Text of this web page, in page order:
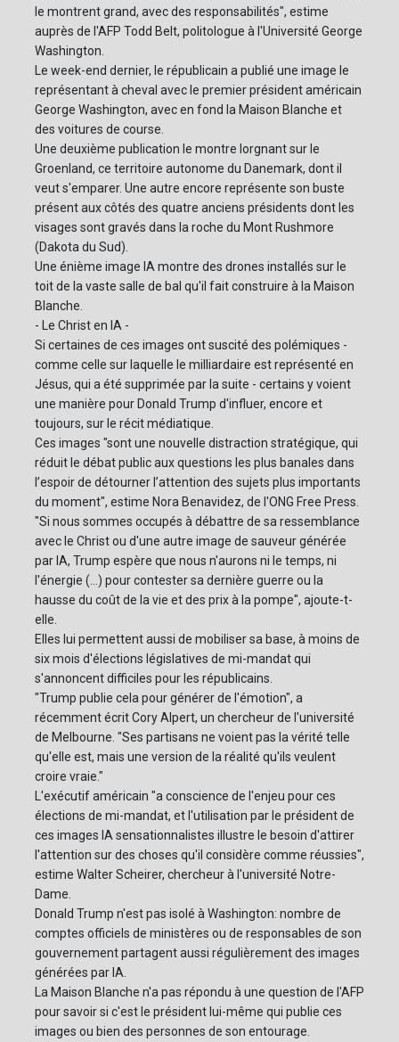
le montrent grand, avec des responsabilités", estime
auprès de l'AFP Todd Belt, politologue à l'Université George
Washington.
Le week-end dernier, le républicain a publié une image le
représentant à cheval avec le premier président américain
George Washington, avec en fond la Maison Blanche et
des voitures de course.
Une deuxième publication le montre lorgnant sur le
Groenland, ce territoire autonome du Danemark, dont il
veut s'emparer. Une autre encore représente son buste
présent aux côtés des quatre anciens présidents dont les
visages sont gravés dans la roche du Mont Rushmore
(Dakota du Sud).
Une énième image IA montre des drones installés sur le
toit de la vaste salle de bal qu'il fait construire à la Maison
Blanche.
- Le Christ en IA -
Si certaines de ces images ont suscité des polémiques -
comme celle sur laquelle le milliardaire est représenté en
Jésus, qui a été supprimée par la suite - certains y voient
une manière pour Donald Trump d'influer, encore et
toujours, sur le récit médiatique.
Ces images "sont une nouvelle distraction stratégique, qui
réduit le débat public aux questions les plus banales dans
l’espoir de détourner l’attention des sujets plus importants
du moment", estime Nora Benavidez, de l'ONG Free Press.
"Si nous sommes occupés à débattre de sa ressemblance
avec le Christ ou d'une autre image de sauveur générée
par IA, Trump espère que nous n'aurons ni le temps, ni
l'énergie (...) pour contester sa dernière guerre ou la
hausse du coût de la vie et des prix à la pompe", ajoute-t-
elle.
Elles lui permettent aussi de mobiliser sa base, à moins de
six mois d'élections législatives de mi-mandat qui
s'annoncent difficiles pour les républicains.
"Trump publie cela pour générer de l'émotion", a
récemment écrit Cory Alpert, un chercheur de l'université
de Melbourne. "Ses partisans ne voient pas la vérité telle
qu'elle est, mais une version de la réalité qu'ils veulent
croire vraie."
L'exécutif américain "a conscience de l'enjeu pour ces
élections de mi-mandat, et l'utilisation par le président de
ces images IA sensationnalistes illustre le besoin d'attirer
l'attention sur des choses qu'il considère comme réussies",
estime Walter Scheirer, chercheur à l'université Notre-
Dame.
Donald Trump n'est pas isolé à Washington: nombre de
comptes officiels de ministères ou de responsables de son
gouvernement partagent aussi régulièrement des images
générées par IA.
La Maison Blanche n'a pas répondu à une question de l'AFP
pour savoir si c'est le président lui-même qui publie ces
images ou bien des personnes de son entourage.